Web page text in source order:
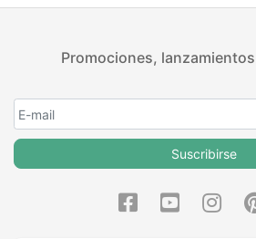
Promociones,
Suscribirse